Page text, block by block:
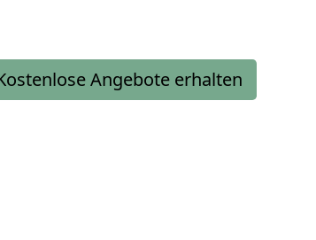
Angebote erhalten